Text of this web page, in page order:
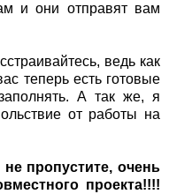
и они отправят вам
ведь как
теперь есть готовые
А так же, я
от работы на
пропустите, очень
проекта!!!!